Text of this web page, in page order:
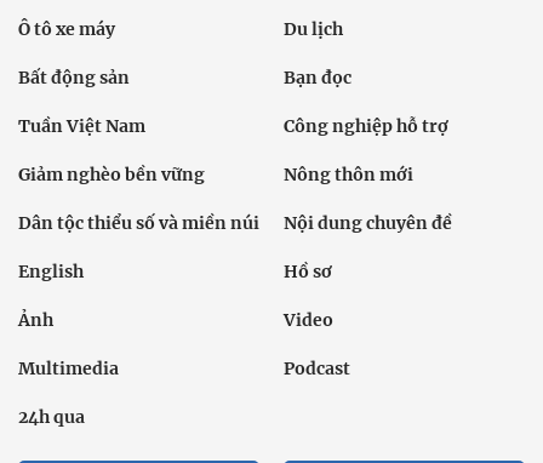
Ô tô xe máy Du lịch
Bất động sản Bạn đọc
Tuần Việt Nam Công nghiệp hỗ trợ
Giảm nghèo bền vững Nông thôn mới
Dân tộc thiểu số và miền núi Nội dung chuyên đề
English Hồ sơ
Ảnh Video
Multimedia Podcast
24h qua